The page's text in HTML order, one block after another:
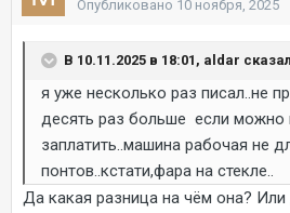
Опубликовано 10 ноября, 2025
В 10.11.2025 в 18:01, aldar
я уже несколько раз писал..не
десять раз больше если можно
заплатить..машина рабочая не
понтов..кстати,фара на стекле..
Да какая разница на чём она? Или